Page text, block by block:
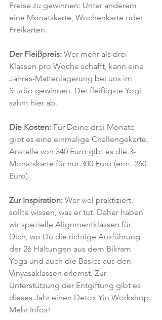
Preise zu gewinnen: Unter anderem
eine Monatskarte, Wochenkarte oder
Freikarten.
Der Fleißpreis: Wer mehr als drei
Klassen pro Woche schafft, kann eine
Jahres-Mattenlagerung bei uns im
Studio gewinnen. Der fleißigste Yogi
sahnt hier ab.
Die Kosten: Für Deine drei Monate
gibt es eine einmalige Challengekarte.
Anstelle von 340 Euro gibt es die 3-
Monatskarte für nur 300 Euro (erm. 260
Euro).
Zur Inspiration: Wer viel praktiziert,
sollte wissen, was er tut. Daher haben
wir spezielle Alignmentklassen für
Dich, wo Du die richtige Ausführung
der 26 Haltungen aus dem Bikram
Yoga und auch die Basics aus den
Vinyasaklassen erlernst. Zur
Unterstützung der Entgiftung gibt es
dieses Jahr einen Detox Yin Workshop.
Mehr Infos!